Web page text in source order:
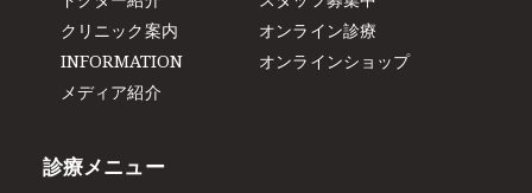
クリニック案内
INFORMATION
メディア紹介
オンライン診療
オンラインショップ
診療メニュー